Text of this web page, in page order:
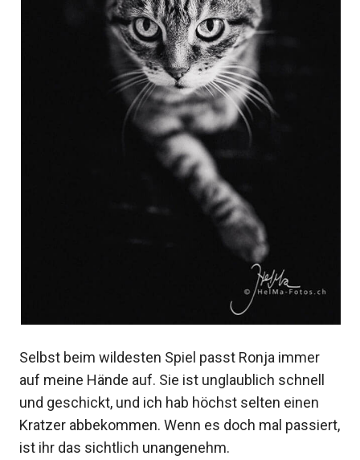
Selbst beim wildesten Spiel passt Ronja immer
auf meine Hände auf. Sie ist unglaublich schnell
und geschickt, und ich hab höchst selten einen
Kratzer abbekommen. Wenn es doch mal passiert,
ist ihr das sichtlich unangenehm.